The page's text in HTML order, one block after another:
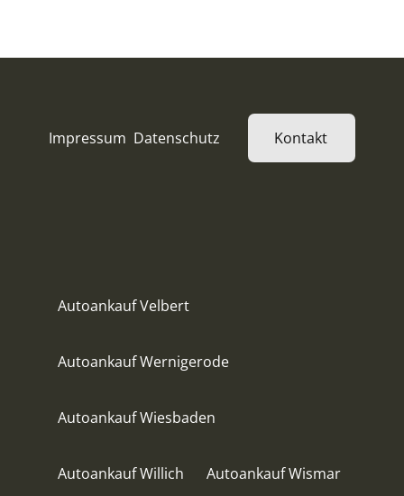
Impressum Datenschutz Kontakt
Autoankauf Velbert
Autoankauf Wernigerode
Autoankauf Wiesbaden
Autoankauf Willich Autoankauf Wismar